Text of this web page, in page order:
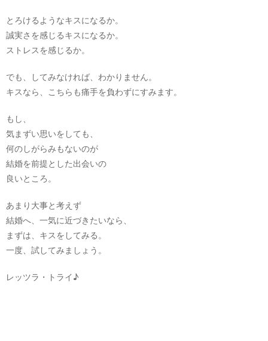
とろけるようなキスになるか。
誠実さを感じるキスになるか。
ストレスを感じるか。
でも、してみなければ、わかりません。
キスなら、こちらも痛手を負わずにすみます。
もし、
気まずい思いをしても、
何のしがらみもないのが
結婚を前提とした出会いの
良いところ。
あまり大事と考えず
結婚へ、一気に近づきたいなら、
まずは、キスをしてみる。
一度、試してみましょう。
レッツラ・トライ♪